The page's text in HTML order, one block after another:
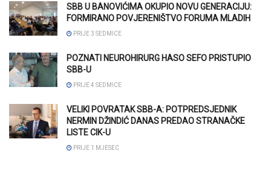
SBB U BANOVIĆIMA OKUPIO NOVU GENERACIJU:
FORMIRANO POVJERENIŠTVO FORUMA MLADIH
PRIJE 3 SEDMICE
POZNATI NEUROHIRURG HASO SEFO PRISTUPIO
SBB-U
PRIJE 4 SEDMICE
VELIKI POVRATAK SBB-A: POTPREDSJEDNIK
NERMIN DŽINDIĆ DANAS PREDAO STRANAČKE
LISTE CIK-U
PRIJE 1 MJESEC